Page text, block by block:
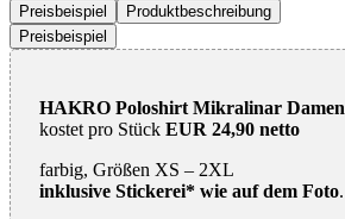
Preisbeispiel
Produktbeschreibung
Preisbeispiel
HAKRO Poloshirt Mikralinar Damen
kostet pro Stück EUR 24,90 netto
farbig, Größen XS – 2XL
inklusive Stickerei* wie auf dem Foto.